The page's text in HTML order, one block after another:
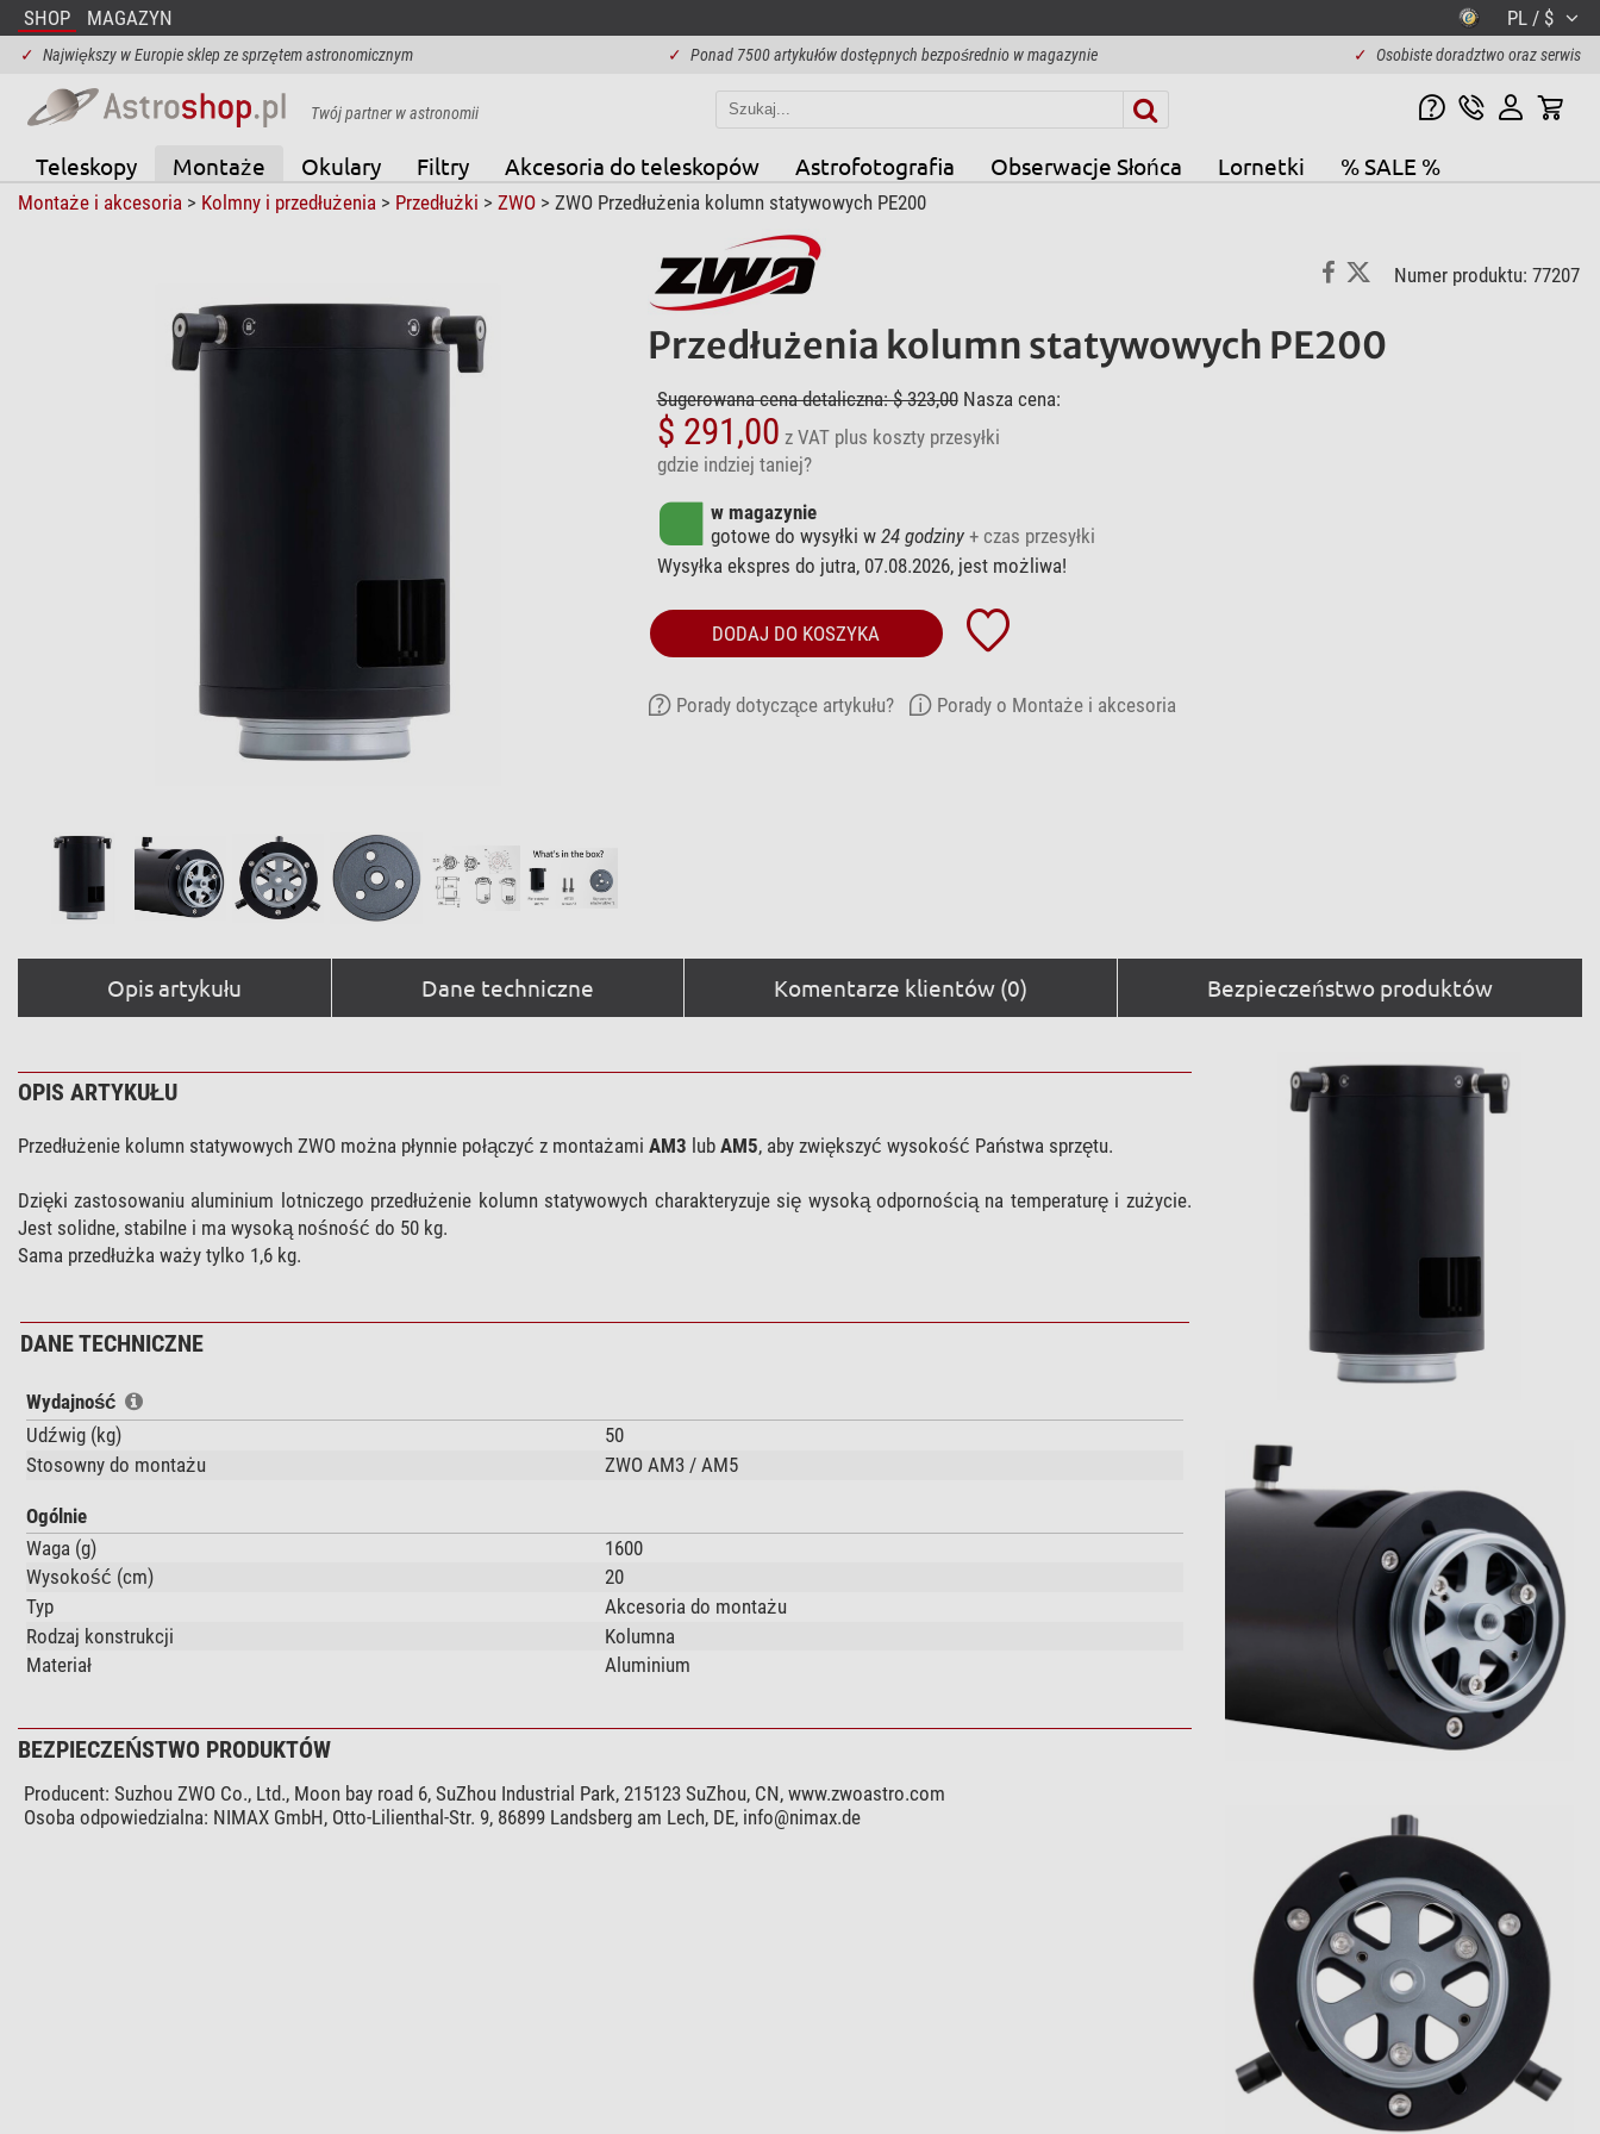
SHOP MAGAZYN PL / $
✓ Największy w Europie sklep ze sprzętem astronomicznym ✓ Ponad 7500 artykułów dostępnych bezpośrednio w magazynie ✓ Osobiste doradztwo oraz serwis
Twój partner w astronomii
Teleskopy Montaże Okulary Filtry Akcesoria do teleskopów Astrofotografia Obserwacje Słońca Lornetki % SALE %
Montaże i akcesoria > Kolmny i przedłużenia > Przedłużki > ZWO> ZWO Przedłużenia kolumn statywowych PE200
Numer produktu: 77207
Przedłużenia kolumn statywowych PE200
Sugerowana cena detaliczna: $ 323,00Nasza cena:
$ 291,00 z VAT plus koszty przesyłki
gdzie indziej taniej?
w magazynie
gotowe do wysyłki w 24 godziny + czas przesyłki
Wysyłka ekspres do jutra, 07.08.2026, jest możliwa!
DODAJ DO KOSZYKA
Porady dotyczące artykułu? Porady o Montaże i akcesoria
Opis artykułu Dane techniczne Komentarze klientów (0) Bezpieczeństwo produktów
OPIS ARTYKUŁU
Przedłużenie kolumn statywowych ZWO można płynnie połączyć z montażami AM3 lub AM5, aby zwiększyć wysokość Państwa sprzętu.
Dzięki zastosowaniu aluminium lotniczego przedłużenie kolumn statywowych charakteryzuje się wysoką odpornością na temperaturę i zużycie.
Jest solidne, stabilne i ma wysoką nośność do 50 kg.
Sama przedłużka waży tylko 1,6 kg.
DANE TECHNICZNE
Wydajność
Udźwig (kg)
50
Stosowny do montażu
ZWO AM3 / AM5
Ogólnie
Waga (g)
1600
Wysokość (cm)
20
Typ
Akcesoria do montażu
Rodzaj konstrukcji
Kolumna
Materiał
Aluminium
BEZPIECZEŃSTWO PRODUKTÓW
Producent: Suzhou ZWO Co., Ltd., Moon bay road 6, SuZhou Industrial Park, 215123 SuZhou, CN, www.zwoastro.com
Osoba odpowiedzialna: NIMAX GmbH, Otto-Lilienthal-Str. 9, 86899 Landsberg am Lech, DE, info@nimax.de